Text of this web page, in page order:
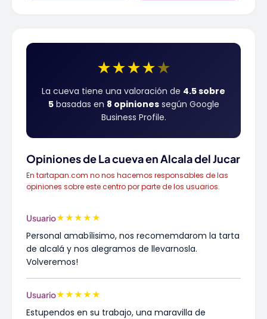
★★★★★
La cueva tiene una valoración de 4.5 sobre
5basadas en 8 opinionessegún Google
Business Profile.
Opiniones de La cueva en Alcala del Jucar
En tartapan.com no nos hacemos responsables de las
opiniones sobre este centro por parte de los usuarios.
Usuario★★★★★
Personal amabílisimo, nos recomemdarom la tarta
de alcalá y nos alegramos de llevarnosla.
Volveremos!
Usuario★★★★★
Estupendos en su trabajo, una maravilla de